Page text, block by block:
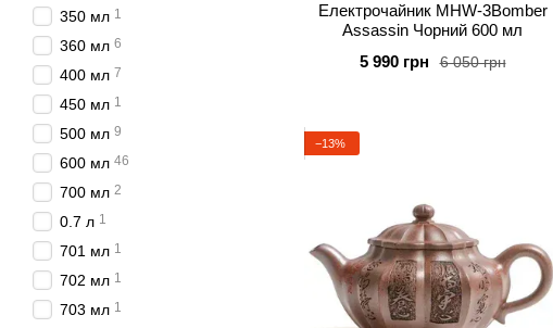
Електрочайник MHW-3Bomber
Assassin Чорний 600 мл
6 050 грн
5 990 грн
−13%
350 мл 1
360 мл 6
400 мл 7
450 мл 1
500 мл 9
600 мл 46
700 мл 2
0.7 л 1
701 мл 1
702 мл 1
703 мл 1